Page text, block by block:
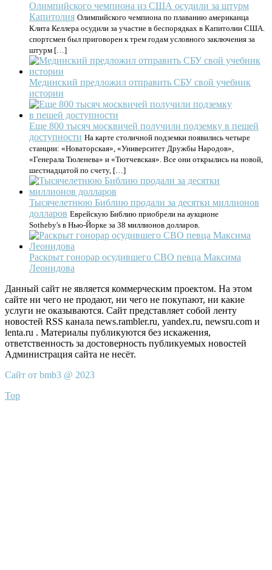
Олимпийского чемпиона из США осудили за штурм
Капитолия Олимпийского чемпиона по плаванию американца
Клита Келлера осудили за участие в беспорядках в Капитолии США.
спортсмен был приговорен к трем годам условного заключения за
штурм […]
Мединский предложил отправить СБУ свой учебник
истории
Еще 800 тысяч москвичей получили подземку в пешей
доступности На карте столичной подземки появились четыре
станции: «Новаторская», «Университет Дружбы Народов»,
«Генерала Тюленева» и «Тютчевская». Все они открылись на новой,
шестнадцатой по счету, […]
Тысячелетнюю Библию продали за десятки миллионов
долларов Еврейскую Библию приобрели на аукционе
Sotheby's в Нью-Йорке за 38 миллионов долларов.
Раскрыт гонорар осудившего СВО певца Максима
Леонидова
Данный сайт не является коммерческим проектом. На этом
сайте ни чего не продают, ни чего не покупают, ни какие
услуги не оказываются. Сайт представляет собой ленту
новостей RSS канала news.rambler.ru, yandex.ru, newsru.com и
lenta.ru . Материалы публикуются без искажения,
ответственность за достоверность публикуемых новостей
Администрация сайта не несёт.
Сайт от bmb3 @ 2023
Top